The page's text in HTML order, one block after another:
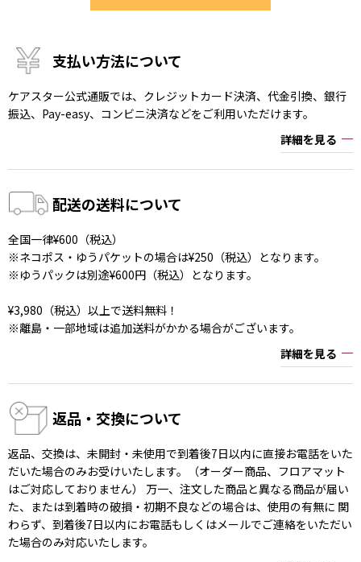
支払い方法について
ケアスター公式通販では、クレジットカード決済、代金引換、銀行
振込、Pay-easy、コンビニ決済などをご利用いただけます。
詳細を見る
配送の送料について
全国一律¥600（税込）
※ネコポス・ゆうパケットの場合は¥250（税込）となります。
※ゆうパックは別途¥600円（税込）となります。
¥3,980（税込）以上で送料無料！
※離島・一部地域は追加送料がかかる場合がございます。
詳細を見る
返品・交換について
返品、交換は、未開封・未使用で到着後7日以内に直接お電話をいた
だいた場合のみお受けいたします。（オーダー商品、フロアマット
はご対応しておりません） 万一、注文した商品と異なる商品が届い
た、または到着時の破損・初期不良などの場合は、使用の有無に 関
わらず、到着後7日以内にお電話もしくはメールでご連絡をいただい
た場合のみ対応いたします。